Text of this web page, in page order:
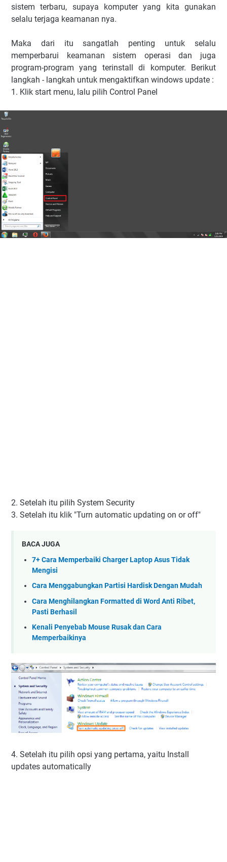
sistem terbaru, supaya komputer yang kita gunakan
selalu terjaga keamanan nya.
Maka dari itu sangatlah penting untuk selalu
memperbarui keamanan sistem operasi dan juga
program-program yang terinstall di komputer. Berikut
langkah - langkah untuk mengaktifkan windows update :
1. Klik start menu, lalu pilih Control Panel
2. Setelah itu pilih System Security
3. Setelah itu klik "Turn automatic updating on or off"
BACA JUGA
7+ Cara Memperbaiki Charger Laptop Asus Tidak
Mengisi
Cara Menggabungkan Partisi Hardisk Dengan Mudah
Cara Menghilangkan Formatted di Word Anti Ribet,
Pasti Berhasil
Kenali Penyebab Mouse Rusak dan Cara
Memperbaikinya
4. Setelah itu pilih opsi yang pertama, yaitu Install
updates automatically